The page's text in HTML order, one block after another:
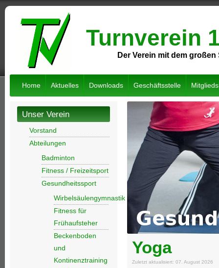
Turnverein
Der Verein mit dem
Home Aktuelles Downloads Geschäftsstelle
Unser Verein
Vorstand
Abteilungen
Badminton
Fitness / Freizeitsport
Gesundheitssport
Wirbelsäulengymnastik
Fitness für
Frühaufsteher
Beckenboden
und
Kontinenztraining
Yoga
Zuletzt aktualisiert: 07. August 2026